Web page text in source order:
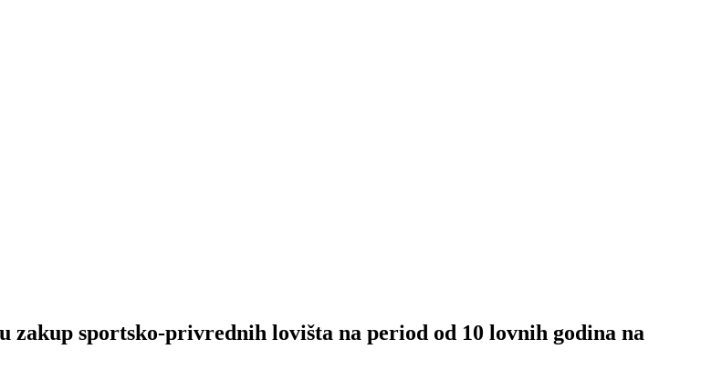
sportsko-privrednih lovišta na period od 10 lovnih godina na